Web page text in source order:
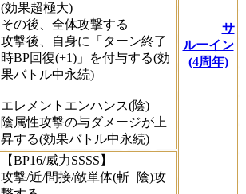
サ
ルーイン
(4周年)
(効果超極大)
その後、全体攻撃する
攻撃後、自身に「ターン終了
時BP回復(+1)」を付与する(効
果バトル中永続)
エレメントエンハンス(陰)
陰属性攻撃の与ダメージが上
昇する(効果バトル中永続)
【BP16/威力SSSS】
攻撃/近/間接/敵単体(斬+陰)攻